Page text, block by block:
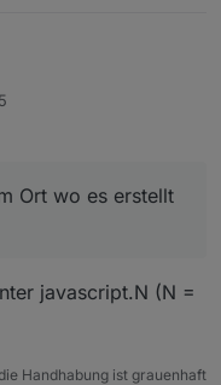
usw....
Ort wo es erstellt
javascript.N (N =
Handhabung ist grauenhaft